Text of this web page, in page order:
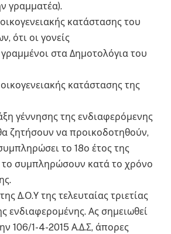
γραμματέα).
κατάστασης του
ότι οι γονείς
γραμμένοι στα Δημοτολόγια του
κατάστασης της
γέννησης της ενδιαφερόμενης
ζητήσουν να προικοδοτηθούν,
το 18ο έτος της
το συμπληρώσουν κατά το χρόνο
Δ.Ο.Υ της τελευταίας τριετίας
ενδιαφερομένης. Ας σημειωθεί
106/1-4-2015 Α.Δ.Σ, άπορες